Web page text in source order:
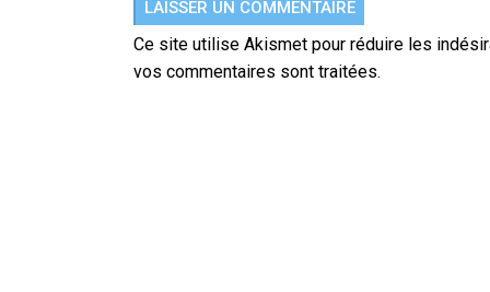
Ce site utilise Akismet pour réduire les
vos commentaires sont traitées.